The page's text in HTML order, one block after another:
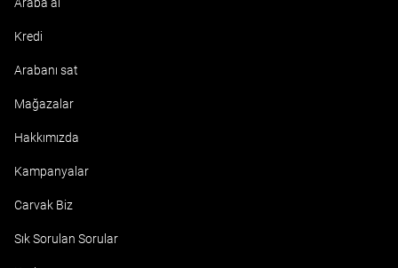
Kredi
Arabanı sat
Mağazalar
Hakkımızda
Kampanyalar
Carvak Biz
Sık Sorulan Sorular